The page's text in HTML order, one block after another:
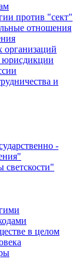
против "сект"
отношения
организаций
юрисдикции
и
-
светскости"
в целом